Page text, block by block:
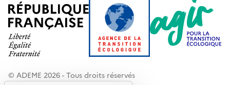
© ADEME 2026 - Tous droits réservés